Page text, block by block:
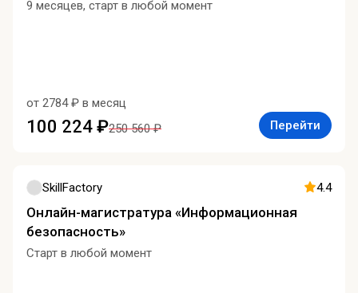
9 месяцев, старт в любой момент
от 2784 ₽ в месяц
100 224 ₽250 560 ₽ Перейти
SkillFactory 4.4
Онлайн-магистратура «Информационная
безопасность»
Старт в любой момент